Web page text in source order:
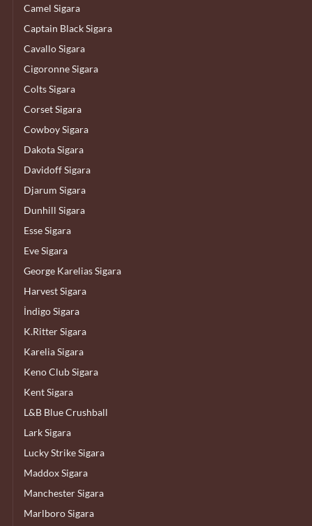
Camel Sigara
Captain Black Sigara
Cavallo Sigara
Cigoronne Sigara
Colts Sigara
Corset Sigara
Cowboy Sigara
Dakota Sigara
Davidoff Sigara
Djarum Sigara
Dunhill Sigara
Esse Sigara
Eve Sigara
George Karelias Sigara
Harvest Sigara
İndigo Sigara
K.Ritter Sigara
Karelia Sigara
Keno Club Sigara
Kent Sigara
L&B Blue Crushball
Lark Sigara
Lucky Strike Sigara
Maddox Sigara
Manchester Sigara
Marlboro Sigara